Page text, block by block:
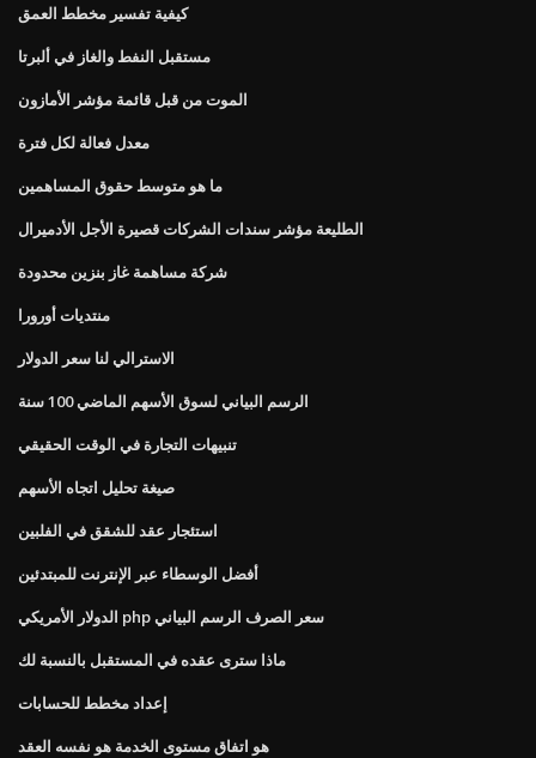
كيفية تفسير مخطط العمق
مستقبل النفط والغاز في ألبرتا
الموت من قبل قائمة مؤشر الأمازون
معدل فعالة لكل فترة
ما هو متوسط ​​حقوق المساهمين
الطليعة مؤشر سندات الشركات قصيرة الأجل الأدميرال
شركة مساهمة غاز بنزين محدودة
منتديات أورورا
الاسترالي لنا سعر الدولار
الرسم البياني لسوق الأسهم الماضي 100 سنة
تنبيهات التجارة في الوقت الحقيقي
صيغة تحليل اتجاه الأسهم
استئجار عقد للشقق في الفلبين
أفضل الوسطاء عبر الإنترنت للمبتدئين
الدولار الأمريكي php سعر الصرف الرسم البياني
ماذا سترى عقده في المستقبل بالنسبة لك
إعداد مخطط للحسابات
هو اتفاق مستوى الخدمة هو نفسه العقد